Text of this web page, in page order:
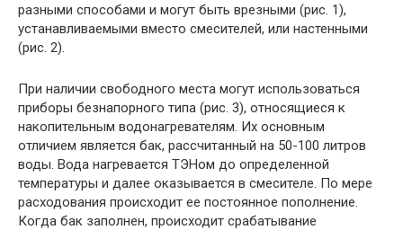
разными способами и могут быть врезными (рис. 1),
устанавливаемыми вместо смесителей, или настенными
(рис. 2).
При наличии свободного места могут использоваться
приборы безнапорного типа (рис. 3), относящиеся к
накопительным водонагревателям. Их основным
отличием является бак, рассчитанный на 50-100 литров
воды. Вода нагревается ТЭНом до определенной
температуры и далее оказывается в смесителе. По мере
расходования происходит ее постоянное пополнение.
Когда бак заполнен, происходит срабатывание